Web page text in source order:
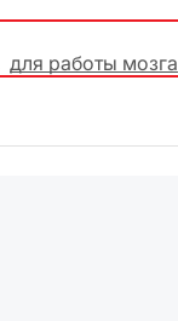
для работы мозга